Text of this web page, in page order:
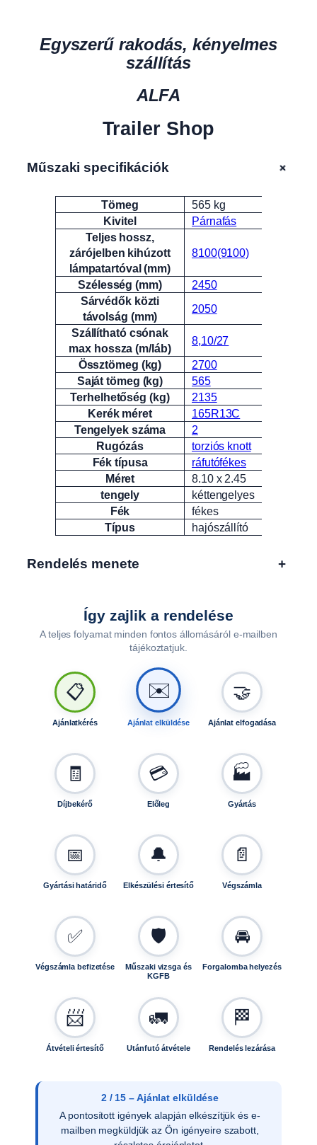
Egyszerű rakodás, kényelmes
szállítás
ALFA
Trailer Shop
Műszaki specifikációk +
Attribútumok Érték
Tömeg
565 kg
Kivitel
Párnafás
Teljes hossz,
zárójelben kihúzott
lámpatartóval (mm)
8100(9100)
Szélesség (mm)
2450
Sárvédők közti
távolság (mm)
2050
Szállítható csónak
max hossza (m/láb)
8,10/27
Össztömeg (kg)
2700
Saját tömeg (kg)
565
Terhelhetőség (kg)
2135
Kerék méret
165R13C
Tengelyek száma
2
Rugózás
torziós knott
Fék típusa
ráfutófékes
Méret
8.10 x 2.45
tengely
kéttengelyes
Fék
fékes
Típus
hajószállító
Rendelés menete +
Így zajlik a rendelése
A teljes folyamat minden fontos állomásáról e-mailben
tájékoztatjuk.
📋
Ajánlatkérés
✉️
Ajánlat elküldése
🤝
Ajánlat elfogadása
🧾
Díjbekérő
💳
Előleg
🏭
Gyártás
📅
Gyártási határidő
🔔
Elkészülési értesítő
📄
Végszámla
✅
Végszámla befizetése
🛡️
Műszaki vizsga és
KGFB
🚘
Forgalomba helyezés
📨
Átvételi értesítő
🚛
Utánfutó átvétele
🏁
Rendelés lezárása
3 / 15 – Ajánlat elfogadása
Az ajánlat írásos elfogadását követően
ellenőrizzük a vevői adatokat, és rendelését